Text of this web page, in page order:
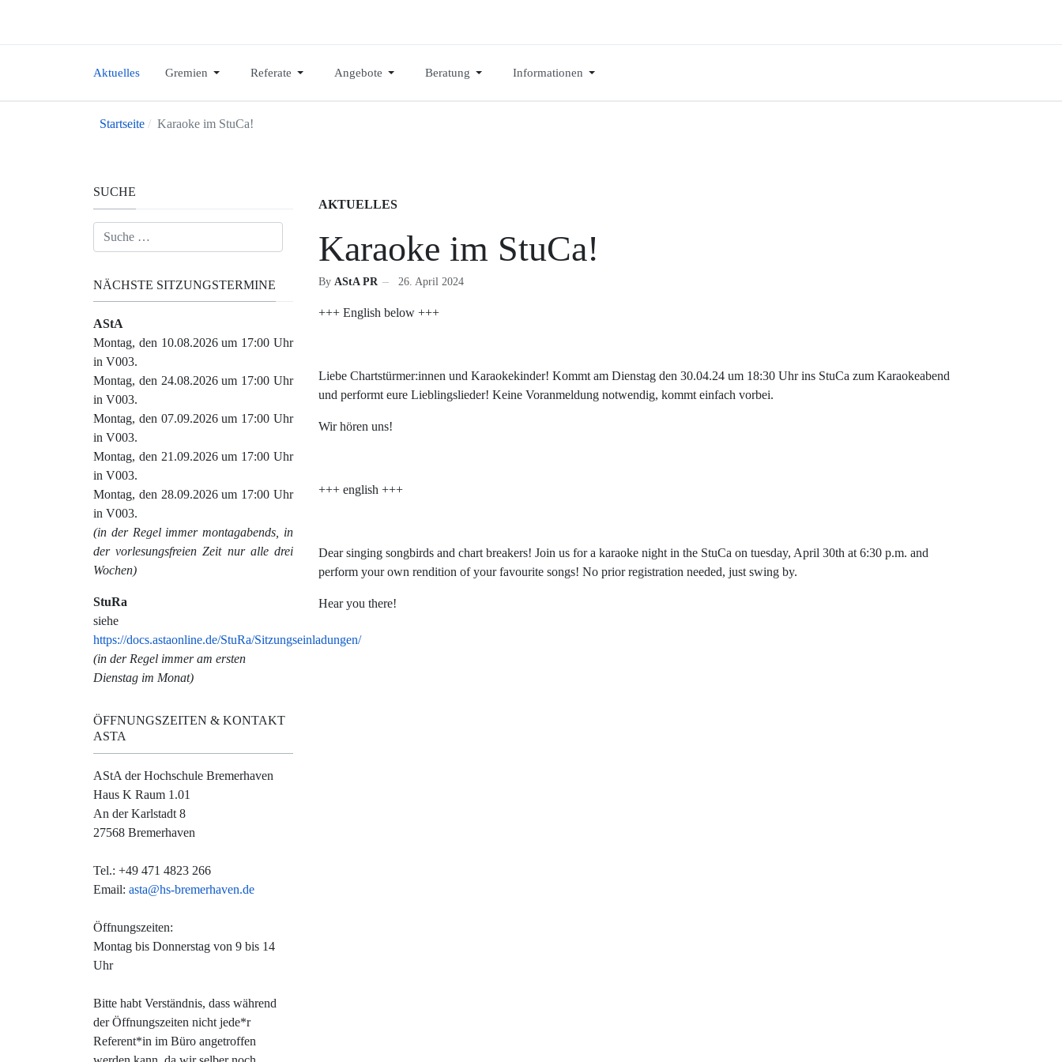
Aktuelles Gremien Referate Angebote Beratung Informationen
Startseite Karaoke im StuCa!
AKTUELLES
Karaoke im StuCa!
By AStA PR 26. April 2024
+++ English below +++
Liebe Chartstürmer:innen und Karaokekinder! Kommt am Dienstag den 30.04.24 um 18:30 Uhr ins StuCa zum Karaokeabend
und performt eure Lieblingslieder! Keine Voranmeldung notwendig, kommt einfach vorbei.
Wir hören uns!
+++ english +++
Dear singing songbirds and chart breakers! Join us for a karaoke night in the StuCa on tuesday, April 30th at 6:30 p.m. and
perform your own rendition of your favourite songs! No prior registration needed, just swing by.
Hear you there!
SUCHE
Suchen
NÄCHSTE SITZUNGSTERMINE
AStA
Montag, den 10.08.2026 um 17:00 Uhr
in V003.
Montag, den 24.08.2026 um 17:00 Uhr
in V003.
Montag, den 07.09.2026 um 17:00 Uhr
in V003.
Montag, den 21.09.2026 um 17:00 Uhr
in V003.
Montag, den 28.09.2026 um 17:00 Uhr
in V003.
(in der Regel immer montagabends, in
der vorlesungsfreien Zeit nur alle drei
Wochen)
StuRa
siehe
https://docs.astaonline.de/StuRa/Sitzungseinladungen/
(in der Regel immer am ersten
Dienstag im Monat)
ÖFFNUNGSZEITEN & KONTAKT
ASTA
AStA der Hochschule Bremerhaven
Haus K Raum 1.01
An der Karlstadt 8
27568 Bremerhaven
Tel.: +49 471 4823 266
Email: asta@hs-bremerhaven.de
Öffnungszeiten:
Montag bis Donnerstag von 9 bis 14
Uhr
Bitte habt Verständnis, dass während
der Öffnungszeiten nicht jede*r
Referent*in im Büro angetroffen